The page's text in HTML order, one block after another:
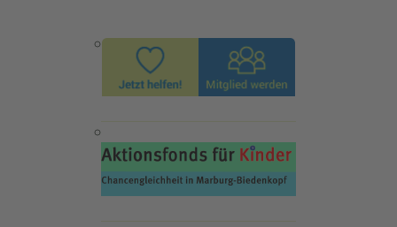
Kinderschutz Aktuell
Mitgliedschaft